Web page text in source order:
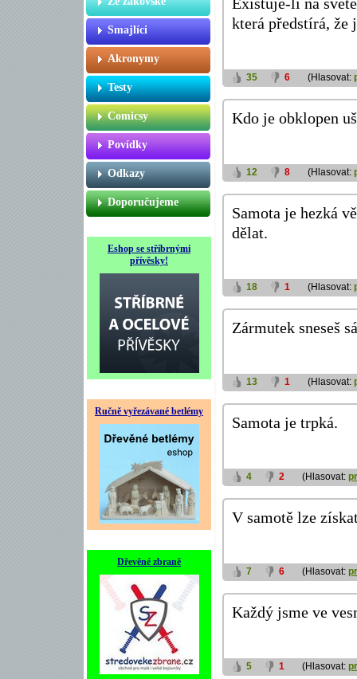
Smajlíci
Akronymy
Testy
Comicsy
Povídky
Odkazy
Doporučujeme
Eshop se stříbrnými
přívěsky!
Ručně vyřezávané betlémy
Dřevěné zbraně
Existuje-li na
která předstírá, že
35 6 (Hlasovat:
Kdo je obklopen
12 8 (Hlasovat:
Samota je hezká
dělat.
18 1 (Hlasovat:
Zármutek sneseš
13 1 (Hlasovat:
Samota je trpká.
4 2 (Hlasovat:
V samotě lze
7 6 (Hlasovat:
Každý jsme ve
5 1 (Hlasovat: